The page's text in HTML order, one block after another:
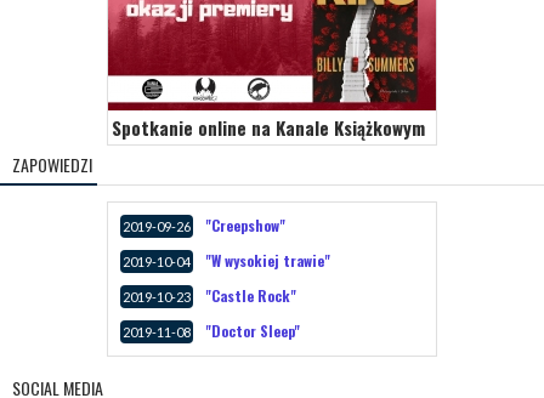
Spotkanie online na Kanale Książkowym
ZAPOWIEDZI
2019-09-26 "Creepshow"
2019-10-04 "W wysokiej trawie"
2019-10-23 "Castle Rock"
2019-11-08 "Doctor Sleep"
SOCIAL MEDIA